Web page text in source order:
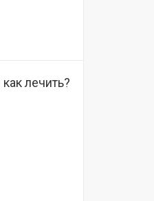
лечить?